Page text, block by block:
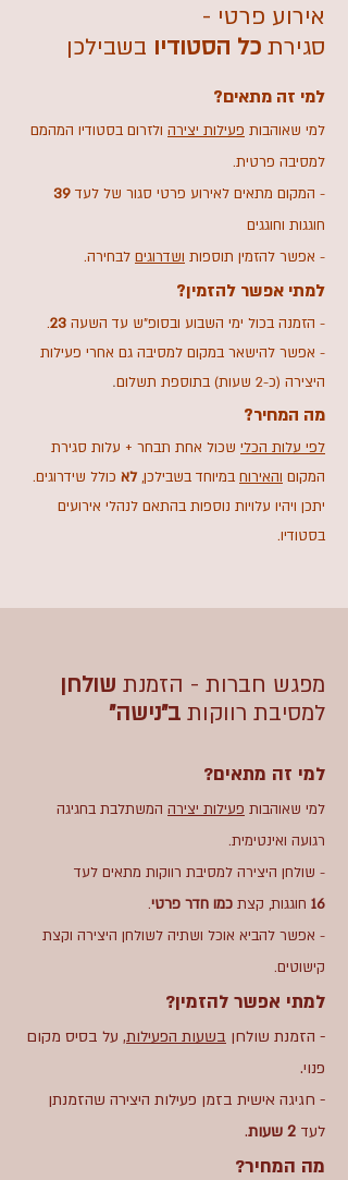
אירוע פרטי -
סגירת כל הסטודיו בשבילכן
למי זה מתאים?
למי שאוהבות פעילות יצירה ולזרום בסטודיו המהמם
למסיבה פרטית.
- המקום מתאים לאירוע פרטי סגור של לעד 39
חוגגות וחוגגים
- אפשר להזמין תוספות ושדרוגים לבחירה.
למתי אפשר להזמין?
- הזמנה בכול ימי השבוע ובסופ"ש עד השעה 23
.
- אפשר להישאר במקום למסיבה גם אחרי פעילות
היצירה (כ-2 שעות) בתוספת תשלום
.
מה המחיר?
לפי עלות הכלי שכול אחת תבחר + עלות סגירת
המקום והאירוח במיוחד בשבילכן,לא כולל שידרוגים.
יתכן ויהיו עלויות נוספות בהתאם לנהלי אירועים
בסטודיו.
מפגש חברות - הזמנת שולחן
למסיבת רווקות ב"נישה"
למי זה מתאים?
למי שאוהבות פעילות יצירה המשתלבת בחגיגה
רגועה ואינטימית.
- שולחן היצירה למסיבת רווקות מתאים לעד
16 חוגגות, קצת כמו חדר פרטי.
- אפשר להביא אוכל ושתיה לשולחן היצירה וקצת
קישוטים.
למתי אפשר להזמין?
- הזמנת שולחן בשעות הפעילות, על בסיס מקום
פנוי.
- חגיגה אישית בזמן פעילות היצירה שהזמנתן
לעד 2 שעות .
מה המחיר?